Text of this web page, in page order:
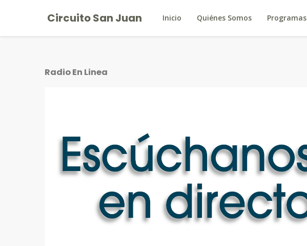
Circuito San Juan Inicio Quiénes Somos Programas
Radio En Linea